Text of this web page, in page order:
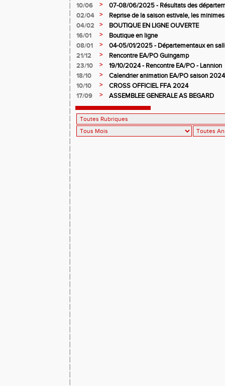
10/06
>
07-08/06/2025 - Résultats des
02/04
>
Reprise de la saison estivale, les
04/02
>
BOUTIQUE EN LIGNE OUVERTE
16/01
>
Boutique en ligne
08/01
>
04-05/01/2025 - Départementaux en
21/12
>
Rencontre EA/PO Guingamp
23/10
>
19/10/2024 - Rencontre EA/PO - Lannion
18/10
>
Calendrier animation EA/PO saison
10/10
>
CROSS OFFICIEL FFA 2024
17/09
> ASSEMBLEE GENERALE AS BEGARD